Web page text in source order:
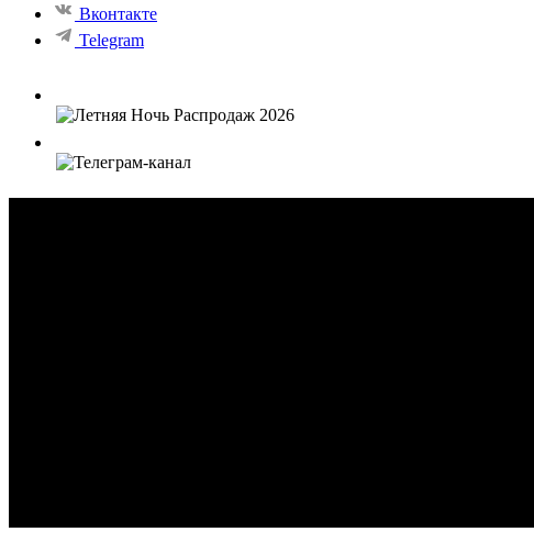
Вконтакте
Telegram